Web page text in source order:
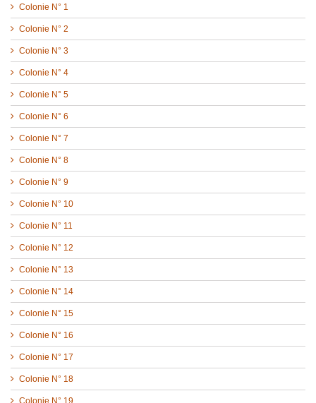
Colonie N° 1
Colonie N° 2
Colonie N° 3
Colonie N° 4
Colonie N° 5
Colonie N° 6
Colonie N° 7
Colonie N° 8
Colonie N° 9
Colonie N° 10
Colonie N° 11
Colonie N° 12
Colonie N° 13
Colonie N° 14
Colonie N° 15
Colonie N° 16
Colonie N° 17
Colonie N° 18
Colonie N° 19